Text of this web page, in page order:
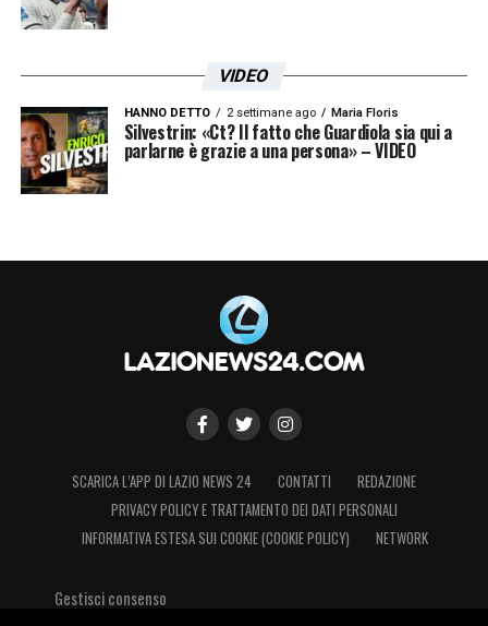
VIDEO
HANNO DETTO 2 settimane ago Maria Floris
Silvestrin: «Ct? Il fatto che Guardiola sia qui a
parlarne è grazie a una persona» – VIDEO
SCARICA L’APP DI LAZIO NEWS 24 CONTATTI
REDAZIONE
PRIVACY POLICY E TRATTAMENTO DEI DATI PERSONALI
INFORMATIVA ESTESA SUI COOKIE (COOKIE POLICY)
NETWORK
Gestisci consenso